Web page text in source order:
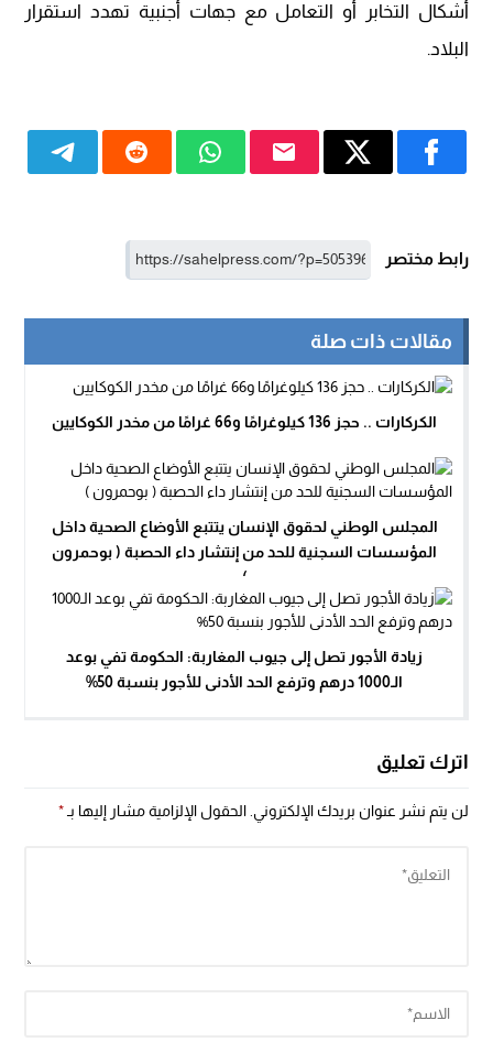
أشكال التخابر أو التعامل مع جهات أجنبية تهدد استقرار
البلاد.
رابط مختصر
مقالات ذات صلة
الكركارات .. حجز 136 كيلوغرامًا و66 غرامًا من مخدر الكوكايين
المجلس الوطني لحقوق الإنسان يتتبع الأوضاع الصحية داخل
المؤسسات السجنية للحد من إنتشار داء الحصبة ( بوحمرون
)
زيادة الأجور تصل إلى جيوب المغاربة: الحكومة تفي بوعد
الـ1000 درهم وترفع الحد الأدنى للأجور بنسبة 50%
اترك تعليق
لن يتم نشر عنوان بريدك الإلكتروني. الحقول الإلزامية مشار إليها بـ*